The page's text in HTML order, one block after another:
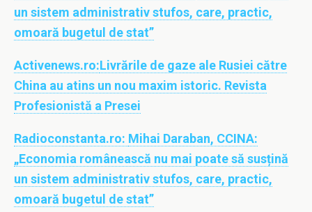
un sistem administrativ stufos, care, practic,
omoară bugetul de stat”
Activenews.ro:Livrările de gaze ale Rusiei către
China au atins un nou maxim istoric. Revista
Profesionistă a Presei
Radioconstanta.ro: Mihai Daraban, CCINA:
„Economia românească nu mai poate să susțină
un sistem administrativ stufos, care, practic,
omoară bugetul de stat”